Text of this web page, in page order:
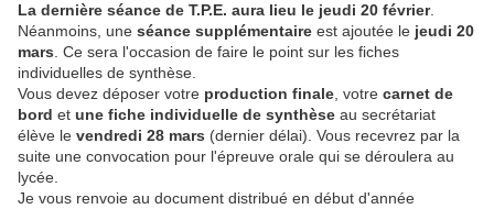
La dernière séance de T.P.E. aura lieu le jeudi 20 février.
Néanmoins, une séance supplémentaire est ajoutée le jeudi 20
mars . Ce sera l'occasion de faire le point sur les fiches
individuelles de synthèse.
Vous devez déposer votre production finale , votre carnet de
bord et une fiche individuelle de synthèse au secrétariat
élève le vendredi 28 mars (dernier délai). Vous recevrez par la
suite une convocation pour l'épreuve orale qui se déroulera au
lycée.
Je vous renvoie au document distribué en début d'année